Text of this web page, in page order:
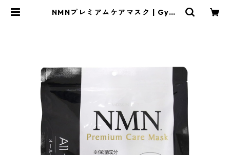
NMNプレミアムケアマスク | Gyps